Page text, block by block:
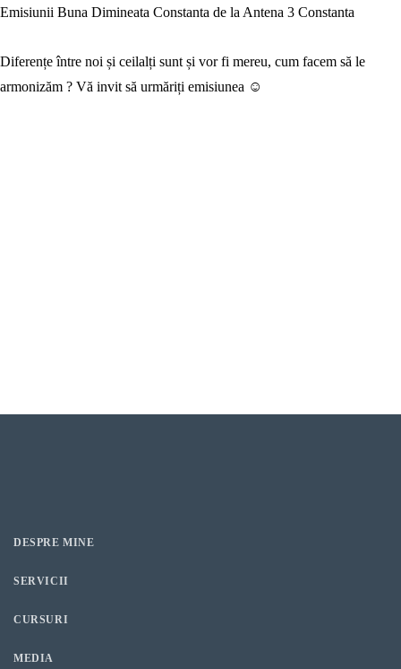
Emisiunii Buna Dimineata Constanta de la Antena 3 Constanta
Diferențe între noi și ceilalți sunt și vor fi mereu, cum facem să le
armonizăm ? Vă invit să urmăriți emisiunea ☺️
DESPRE MINE
SERVICII
CURSURI
MEDIA